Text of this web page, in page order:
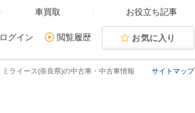
車買取 お役立ち記事
ログイン 閲覧履歴 お気に入り
サイトマップ
ミライース(奈良県)の中古車・中古車情報